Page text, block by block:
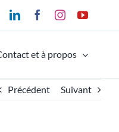
LinkedInFacebookInstagram
et à propos
Précédent Suivant